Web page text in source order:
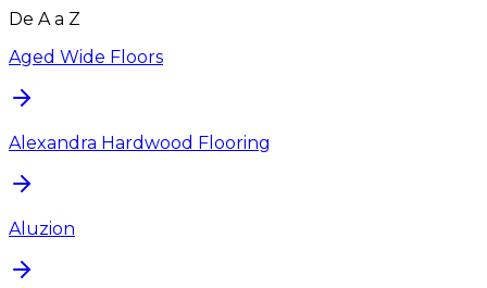
De A a Z
Aged Wide Floors
Alexandra Hardwood Flooring
Aluzion